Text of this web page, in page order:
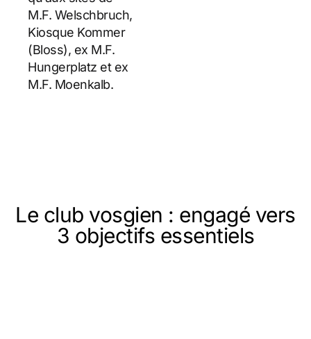
M.F. Welschbruch,
Kiosque Kommer
(Bloss), ex M.F.
Hungerplatz et ex
M.F. Moenkalb.
Le club vosgien : engagé vers
3 objectifs essentiels